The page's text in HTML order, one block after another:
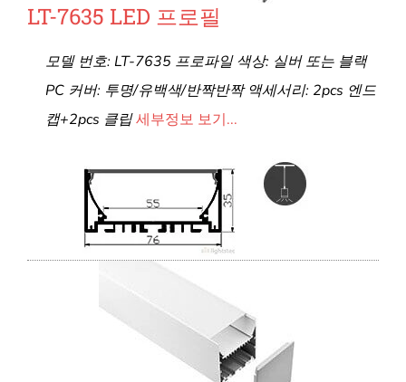
LT-7635 LED 프로필
모델 번호: LT-7635 프로파일 색상: 실버 또는 블랙
PC 커버: 투명/유백색/반짝반짝 액세서리: 2pcs 엔드
캡+2pcs 클립세부정보 보기...